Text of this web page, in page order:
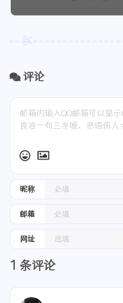
评论
昵称
邮箱
网址
1 条评论